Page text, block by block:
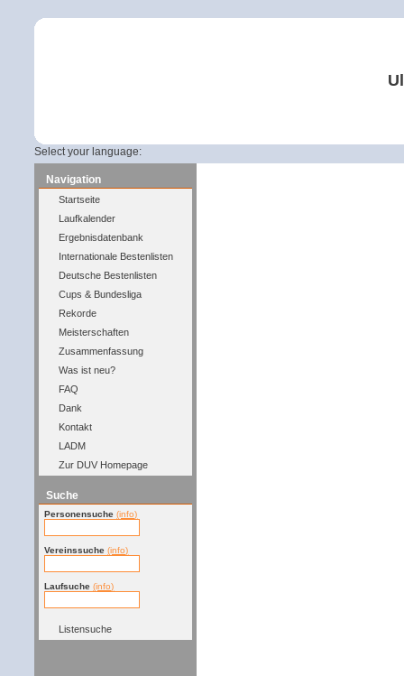
Select your language:
Navigation
Startseite
Laufkalender
Ergebnisdatenbank
Internationale Bestenlisten
Deutsche Bestenlisten
Cups & Bundesliga
Rekorde
Meisterschaften
Zusammenfassung
Was ist neu?
FAQ
Dank
Kontakt
LADM
Zur DUV Homepage
Suche
Personensuche (info)
Vereinssuche (info)
Laufsuche (info)
Listensuche